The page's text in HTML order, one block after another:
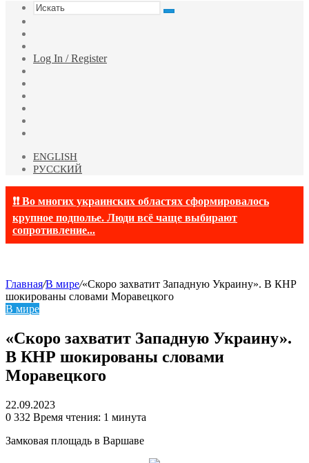
Искать
статья
Log In / Register
ENGLISH
РУССКИЙ
❗❗ Во многих украинских областях сформировалось
крупное подполье. Люди всё чаще выбирают
сопротивление...
Главная/В мире/«Скоро захватит Западную Украину». В КНР
шокированы словами Моравецкого
В мире
«Скоро захватит Западную Украину».
В КНР шокированы словами
Моравецкого
22.09.2023
0 332 Время чтения: 1 минута
Замковая площадь в Варшаве